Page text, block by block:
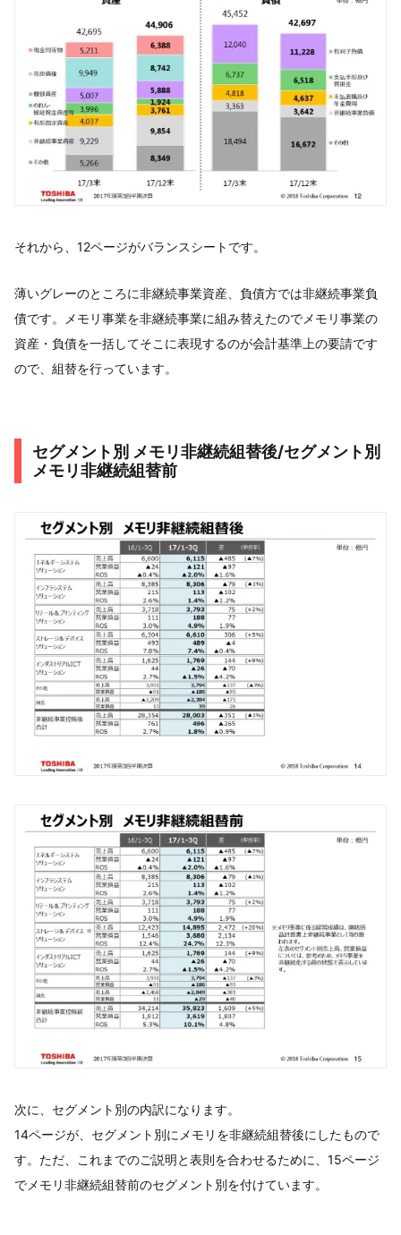
それから、12ページがバランスシートです。
薄いグレーのところに非継続事業資産、負債方では非継続事業負
債です。メモリ事業を非継続事業に組み替えたのでメモリ事業の
資産・負債を一括してそこに表現するのが会計基準上の要請です
ので、組替を行っています。
セグメント別 メモリ非継続組替後/セグメント別
メモリ非継続組替前
次に、セグメント別の内訳になります。
14ページが、セグメント別にメモリを非継続組替後にしたもので
す。ただ、これまでのご説明と表則を合わせるために、15ページ
でメモリ非継続組替前のセグメント別を付けています。